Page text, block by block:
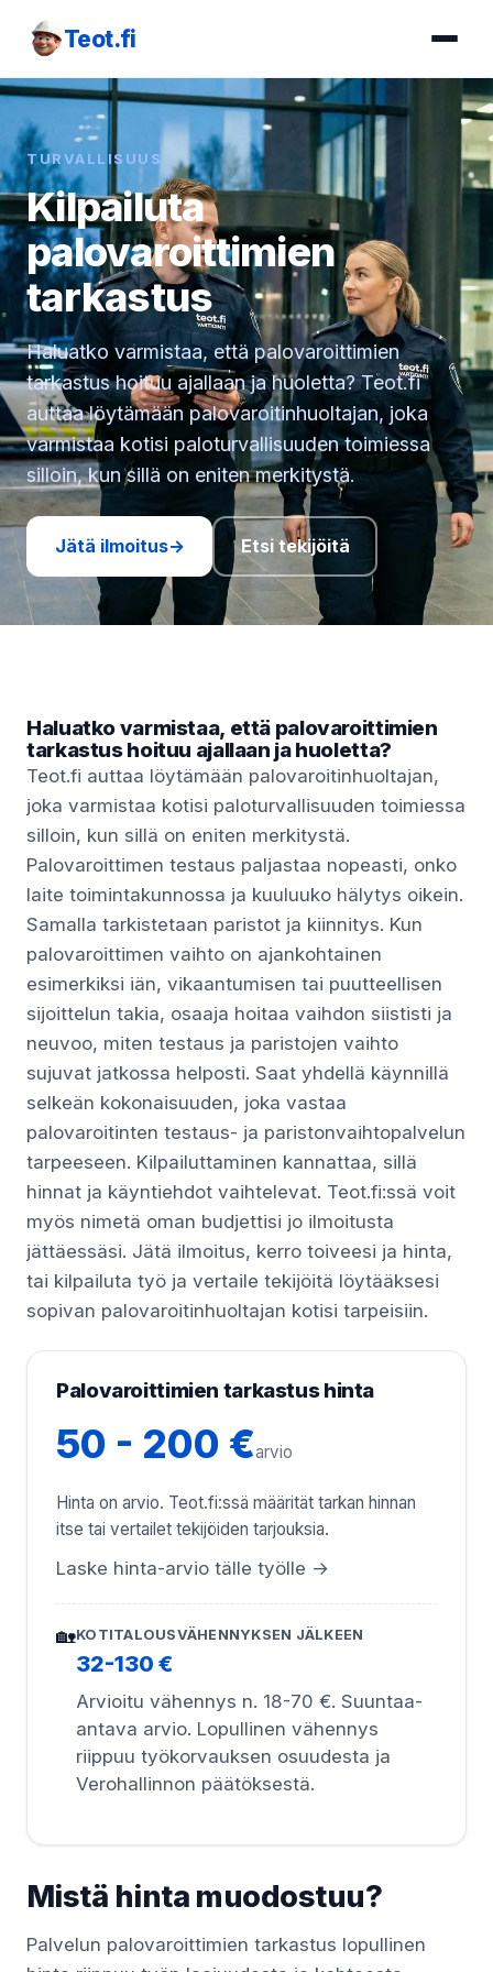
Teot.fi
TURVALLISUUS
Kilpailuta
palovaroittimien
tarkastus
Haluatko varmistaa, että palovaroittimien
tarkastus hoituu ajallaan ja huoletta? Teot.fi
auttaa löytämään palovaroitinhuoltajan, joka
varmistaa kotisi paloturvallisuuden toimiessa
silloin, kun sillä on eniten merkitystä.
Jätä ilmoitus→ Etsi tekijöitä
Haluatko varmistaa, että palovaroittimien
tarkastus hoituu ajallaan ja huoletta?
Teot.fi auttaa löytämään palovaroitinhuoltajan,
joka varmistaa kotisi paloturvallisuuden toimiessa
silloin, kun sillä on eniten merkitystä.
Palovaroittimen testaus paljastaa nopeasti, onko
laite toimintakunnossa ja kuuluuko hälytys oikein.
Samalla tarkistetaan paristot ja kiinnitys. Kun
palovaroittimen vaihto on ajankohtainen
esimerkiksi iän, vikaantumisen tai puutteellisen
sijoittelun takia, osaaja hoitaa vaihdon siististi ja
neuvoo, miten testaus ja paristojen vaihto
sujuvat jatkossa helposti. Saat yhdellä käynnillä
selkeän kokonaisuuden, joka vastaa
palovaroitinten testaus- ja paristonvaihtopalvelun
tarpeeseen. Kilpailuttaminen kannattaa, sillä
hinnat ja käyntiehdot vaihtelevat. Teot.fi:ssä voit
myös nimetä oman budjettisi jo ilmoitusta
jättäessäsi. Jätä ilmoitus, kerro toiveesi ja hinta,
tai kilpailuta työ ja vertaile tekijöitä löytääksesi
sopivan palovaroitinhuoltajan kotisi tarpeisiin.
Palovaroittimien tarkastus hinta
50 - 200 €arvio
Hinta on arvio. Teot.fi:ssä määrität tarkan hinnan
itse tai vertailet tekijöiden tarjouksia.
Laske hinta-arvio tälle työlle →
🏡KOTITALOUSVÄHENNYKSEN JÄLKEEN
32-130 €
Arvioitu vähennys n. 18-70 €. Suuntaa-
antava arvio. Lopullinen vähennys
riippuu työkorvauksen osuudesta ja
Verohallinnon päätöksestä.
Mistä hinta muodostuu?
Palvelun palovaroittimien tarkastus lopullinen